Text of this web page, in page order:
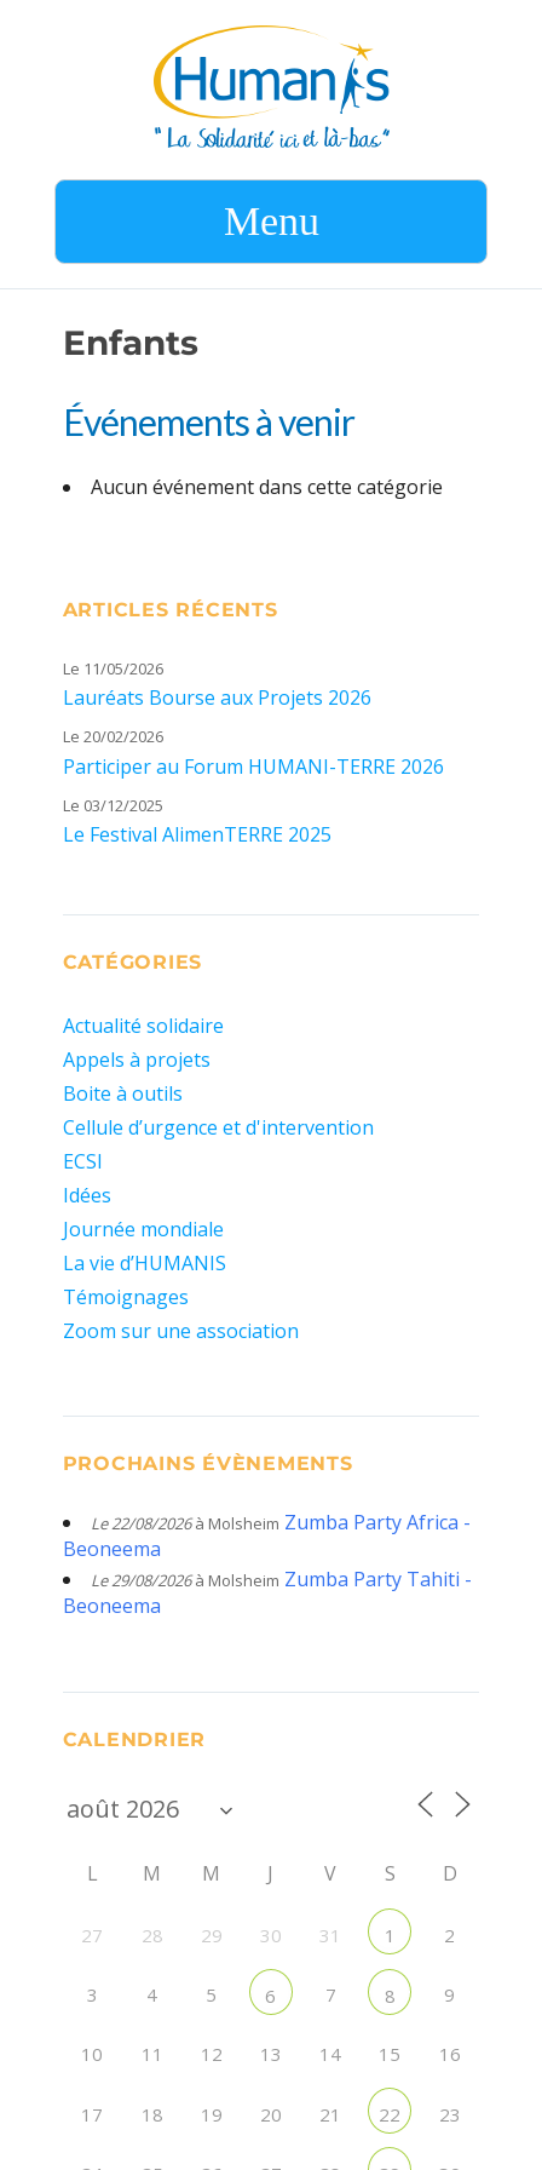
Menu
Enfants
Événements à venir
Aucun événement dans cette catégorie
ARTICLES RÉCENTS
Le 11/05/2026
Lauréats Bourse aux Projets 2026
Le 20/02/2026
Participer au Forum HUMANI-TERRE 2026
Le 03/12/2025
Le Festival AlimenTERRE 2025
CATÉGORIES
Actualité solidaire
Appels à projets
Boite à outils
Cellule d’urgence et d'intervention
ECSI
Idées
Journée mondiale
La vie d’HUMANIS
Témoignages
Zoom sur une association
PROCHAINS ÉVÈNEMENTS
Le 22/08/2026à Molsheim Zumba Party Africa -
Beoneema
Le 29/08/2026à Molsheim Zumba Party Tahiti -
Beoneema
CALENDRIER
L M M J V S D
27 28 29 30 31 1 2
3 4 5 6 7 8 9
10 11 12 13 14 15 16
17 18 19 20 21 22 23